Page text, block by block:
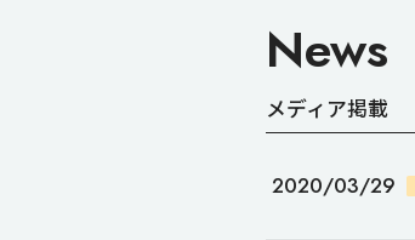
News
メディア掲載
2020/03/29